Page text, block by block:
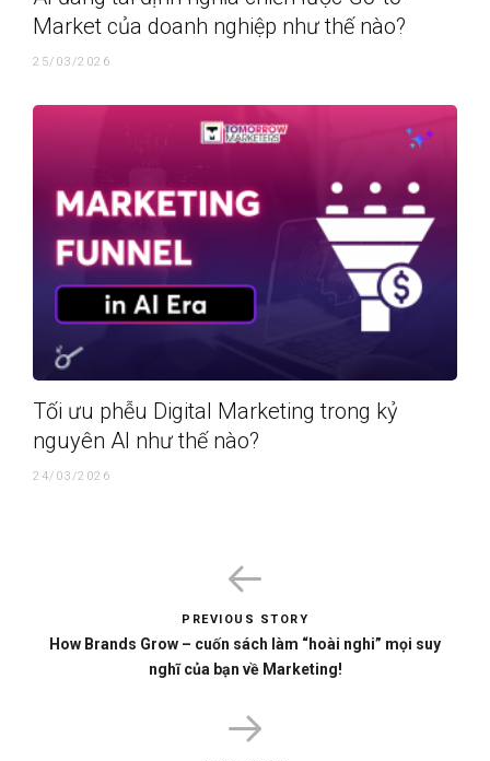
Market của doanh nghiệp như thế nào?
25/03/2026
Tối ưu phễu Digital Marketing trong kỷ
nguyên AI như thế nào?
24/03/2026
PREVIOUS STORY
How Brands Grow – cuốn sách làm “hoài nghi” mọi suy
nghĩ của bạn về Marketing!